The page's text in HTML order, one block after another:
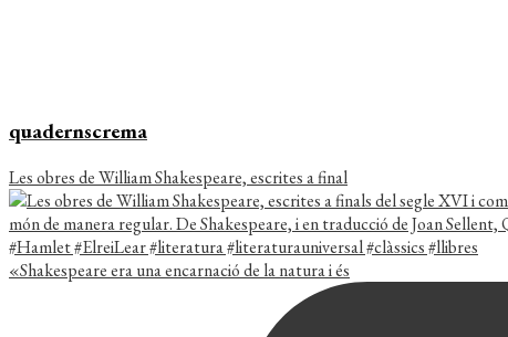
quadernscrema
Les obres de William Shakespeare, escrites a final
«Shakespeare era una encarnació de la natura i és